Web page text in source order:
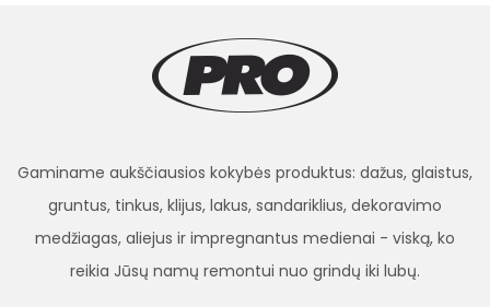
Gaminame aukščiausios kokybės produktus: dažus, glaistus,
gruntus, tinkus, klijus, lakus, sandariklius, dekoravimo
medžiagas, aliejus ir impregnantus medienai - viską, ko
reikia Jūsų namų remontui nuo grindų iki lubų.